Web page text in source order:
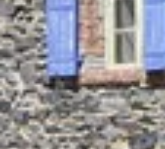
Champagne Nicolas Feuillatte
Champagne Pommery
Champagne Taittinger
Champagne Veuve Clicquot
Pressoria
Topbestemmingen
Alle overnachtingen op een wijngaard